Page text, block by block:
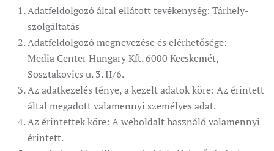
Adatfeldolgozó által ellátott tevékenység: Tárhely-
szolgáltatás
Adatfeldolgozó megnevezése és elérhetősége:
Media Center Hungary Kft. 6000 Kecskemét,
Sosztakovics u. 3. II/6.
Az adatkezelés ténye, a kezelt adatok köre: Az érintett
által megadott valamennyi személyes adat.
Az érintettek köre: A weboldalt használó valamennyi
érintett.